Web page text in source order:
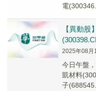
電
【異動
2025年08月
今日午盤
凱材料
子